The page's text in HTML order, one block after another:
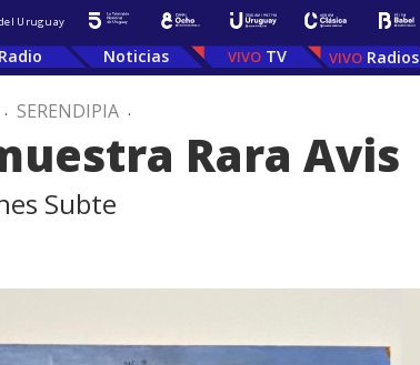
Uruguay
Radio Noticias TV Radios
. SERENDIPIA .
Rara Avis
Subte